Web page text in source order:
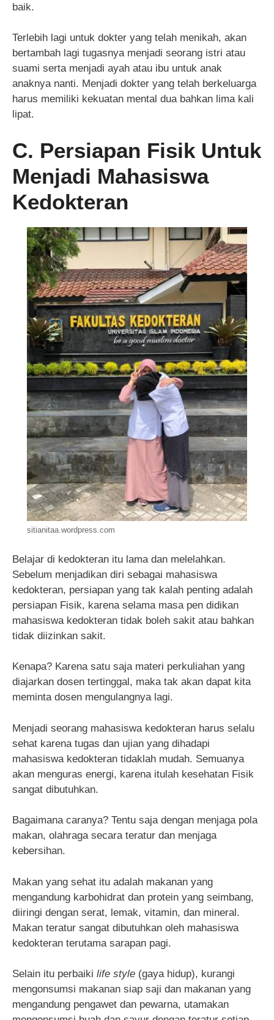
baik.
Terlebih lagi untuk dokter yang telah menikah, akan
bertambah lagi tugasnya menjadi seorang istri atau
suami serta menjadi ayah atau ibu untuk anak
anaknya nanti. Menjadi dokter yang telah berkeluarga
harus memiliki kekuatan mental dua bahkan lima kali
lipat.
C. Persiapan Fisik Untuk
Menjadi Mahasiswa
Kedokteran
sitianitaa.wordpress.com
Belajar di kedokteran itu lama dan melelahkan.
Sebelum menjadikan diri sebagai mahasiswa
kedokteran, persiapan yang tak kalah penting adalah
persiapan Fisik, karena selama masa pen didikan
mahasiswa kedokteran tidak boleh sakit atau bahkan
tidak diizinkan sakit.
Kenapa? Karena satu saja materi perkuliahan yang
diajarkan dosen tertinggal, maka tak akan dapat kita
meminta dosen mengulangnya lagi.
Menjadi seorang mahasiswa kedokteran harus selalu
sehat karena tugas dan ujian yang dihadapi
mahasiswa kedokteran tidaklah mudah. Semuanya
akan menguras energi, karena itulah kesehatan Fisik
sangat dibutuhkan.
Bagaimana caranya? Tentu saja dengan menjaga pola
makan, olahraga secara teratur dan menjaga
kebersihan.
Makan yang sehat itu adalah makanan yang
mengandung karbohidrat dan protein yang seimbang,
diiringi dengan serat, lemak, vitamin, dan mineral.
Makan teratur sangat dibutuhkan oleh mahasiswa
kedokteran terutama sarapan pagi.
Selain itu perbaiki life style (gaya hidup), kurangi
mengonsumsi makanan siap saji dan makanan yang
mengandung pengawet dan pewarna, utamakan